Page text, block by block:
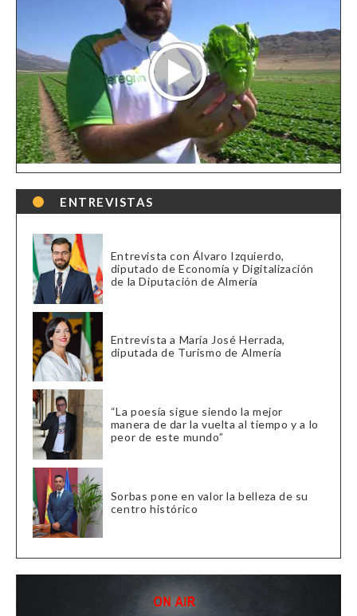
ENTREVISTAS
Entrevista con Álvaro Izquierdo,
diputado de Economía y Digitalización
de la Diputación de Almería
Entrevista a María José Herrada,
diputada de Turismo de Almería
“La poesía sigue siendo la mejor
manera de dar la vuelta al tiempo y a lo
peor de este mundo”
Sorbas pone en valor la belleza de su
centro histórico